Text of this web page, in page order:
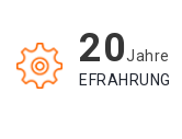
20Jahre
EFRAHRUNG